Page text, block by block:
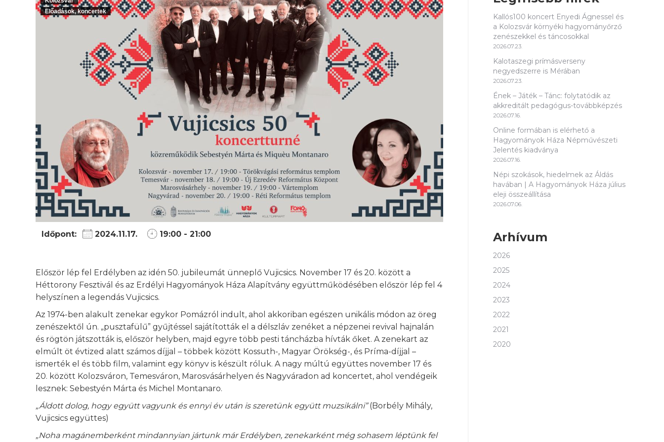
Előadások, koncertek
Időpont: 2024.11.17. 19:00 - 21:00
Először lép fel Erdélyben az idén 50. jubileumát ünneplő Vujicsics. November 17 és 20. között a
Héttorony Fesztivál és az Erdélyi Hagyományok Háza Alapítvány együttműködésében először lép fel 4
helyszínen a legendás Vujicsics.
Az 1974-ben alakult zenekar egykor Pomázról indult, ahol akkoriban egészen unikális módon az öreg
zenészektől ún. „pusztafülű” gyűjtéssel sajátították el a délszláv zenéket a népzenei revival hajnalán
és rögtön játszották is, először helyben, majd egyre több pesti táncházba hívták őket. A zenekart az
elmúlt öt évtized alatt számos díjjal – többek között Kossuth-, Magyar Örökség-, és Príma-díjjal –
ismerték el és több film, valamint egy könyv is készült róluk. A nagy múltú együttes november 17 és
20. között Kolozsváron, Temesváron, Marosvásárhelyen és Nagyváradon ad koncertet, ahol vendégeik
lesznek: Sebestyén Márta és Michel Montanaro.
„Áldott dolog, hogy együtt vagyunk és ennyi év után is szeretünk együtt muzsikálni”(Borbély Mihály,
Vujicsics együttes)
„Noha magánemberként mindannyian jártunk már Erdélyben, zenekarként még sohasem léptünk fel
Kallós100 koncert Enyedi Ágnessel és
a Kolozsvár környéki hagyományőrző
zenészekkel és táncosokkal
2026.07.23.
Kalotaszegi prímásverseny
negyedszerre is Mérában
2026.07.23.
Ének – Játék – Tánc: folytatódik az
akkreditált pedagógus-továbbképzés
2026.07.16.
Online formában is elérhető a
Hagyományok Háza Népművészeti
Jelentés kiadványa
2026.07.16.
Népi szokások, hiedelmek az Áldás
havában | A Hagyományok Háza július
eleji összeállítása
2026.07.06.
Arhívum
2026
2025
2024
2023
2022
2021
2020